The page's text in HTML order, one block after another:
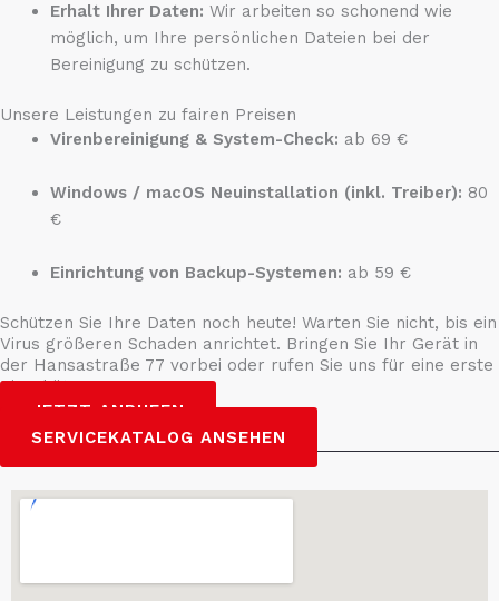
Erhalt Ihrer Daten: Wir arbeiten so schonend wie
möglich, um Ihre persönlichen Dateien bei der
Bereinigung zu schützen.
Unsere Leistungen zu fairen Preisen
Virenbereinigung & System-Check: ab 69 €
Windows / macOS Neuinstallation (inkl. Treiber): 80
€
Einrichtung von Backup-Systemen: ab 59 €
Schützen Sie Ihre Daten noch heute! Warten Sie nicht, bis ein
Virus größeren Schaden anrichtet. Bringen Sie Ihr Gerät in
der Hansastraße 77 vorbei oder rufen Sie uns für eine erste
Einschätzung an.
JETZT ANRUFEN
SERVICEKATALOG ANSEHEN